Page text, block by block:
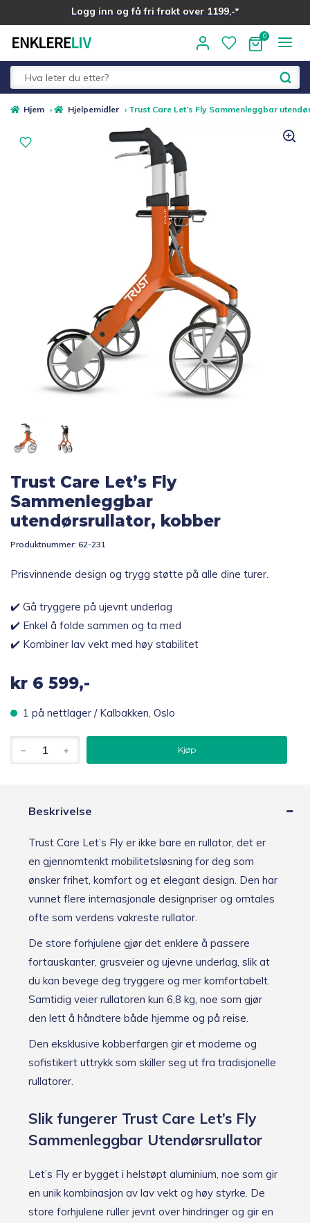
Logg inn og få fri frakt over 1199,-*
Alle kategorier
Fold
Medlemstilbud
Topp 10
Inspirasjon
Gavetips
Hjem › Hjelpemidler › Trust Care Let’s Fly Sammenleggbar
Trust Care Let’s Fly
Sammenleggbar
utendørsrullator, kobber
Produktnummer: 62-231
Prisvinnende design og trygg støtte på alle dine turer.
✔️ Gå tryggere på ujevnt underlag
✔️ Enkel å folde sammen og ta med
✔️ Kombiner lav vekt med høy stabilitet
kr 6 599,-
1 på nettlager / Kalbakken, Oslo
Care
Let’s
utendørsrullator,
Kjøp
Beskrivelse
Trust Care Let’s Fly er ikke bare en rullator, det er
en gjennomtenkt mobilitetsløsning for deg som
ønsker frihet, komfort og et elegant design. Den har
vunnet flere internasjonale designpriser og omtales
ofte som verdens vakreste rullator.
De store forhjulene gjør det enklere å passere
fortauskanter, grusveier og ujevne underlag, slik at
du kan bevege deg tryggere og mer komfortabelt.
Samtidig veier rullatoren kun 6,8 kg, noe som gjør
den lett å håndtere både hjemme og på reise.
Den eksklusive kobberfargen gir et moderne og
sofistikert uttrykk som skiller seg ut fra tradisjonelle
rullatorer.
Slik fungerer Trust Care Let’s Fly
Sammenleggbar Utendørsrullator
Let’s Fly er bygget i helstøpt aluminium, noe som gir
en unik kombinasjon av lav vekt og høy styrke. De
store forhjulene ruller jevnt over hindringer og gir en